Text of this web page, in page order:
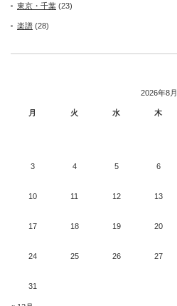
東京・千葉 (23)
楽譜 (28)
2026年8月
月 火 水 木
3 4 5 6
10 11 12 13
17 18 19 20
24 25 26 27
31